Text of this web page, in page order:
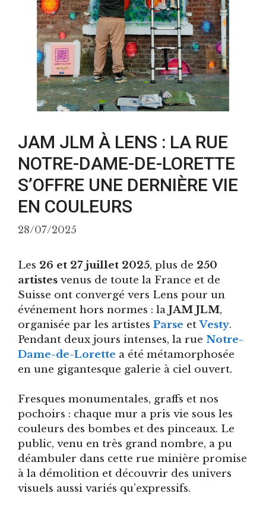
JAM JLM À LENS : LA RUE
NOTRE-DAME-DE-LORETTE
S’OFFRE UNE DERNIÈRE VIE
EN COULEURS
28/07/2025
Les 26 et 27 juillet 2025, plus de 250
artistes venus de toute la France et de
Suisse ont convergé vers Lens pour un
événement hors normes : la JAM JLM,
organisée par les artistes Parse etVesty.
Pendant deux jours intenses, la rue Notre-
Dame-de-Lorette a été métamorphosée
en une gigantesque galerie à ciel ouvert.
Fresques monumentales, graffs et nos
pochoirs : chaque mur a pris vie sous les
couleurs des bombes et des pinceaux. Le
public, venu en très grand nombre, a pu
déambuler dans cette rue minière promise
à la démolition et découvrir des univers
visuels aussi variés qu’expressifs.